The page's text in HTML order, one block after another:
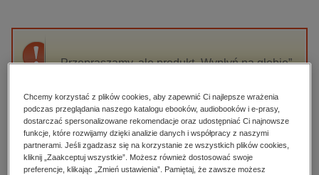
budownictwo, aranżacja wnętrz
darmowe wydania
edukacja
hobby, sport, rozrywka
komputery, internet, technologie, informatyka
Przepraszamy, ale produkt „Wypłyń na głębię”
High-contrast mode
Polecane
Chcemy korzystać z plików cookies, aby zapewnić Ci najlepsze wrażenia
podczas przeglądania naszego katalogu ebooków, audiobooków i e-prasy,
dostarczać spersonalizowane rekomendacje oraz udostępniać Ci najnowsze
funkcje, które rozwijamy dzięki analizie danych i współpracy z naszymi
partnerami. Jeśli zgadzasz się na korzystanie ze wszystkich plików cookies,
kliknij „Zaakceptuj wszystkie”. Możesz również dostosować swoje
preferencje, klikając „Zmień ustawienia”. Pamiętaj, że zawsze możesz